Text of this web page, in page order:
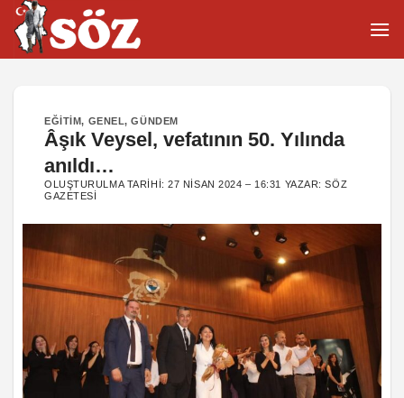
İçeriğe
atla
EĞITIM, GENEL,GÜNDEM
Âşık Veysel, vefatının 50. Yılında
anıldı…
OLUŞTURULMA TARIHI:27 NISAN 2024 – 16:31 YAZAR:SÖZ
GAZETESI